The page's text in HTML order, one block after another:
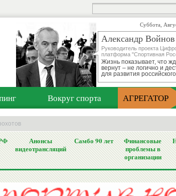
Суббота,
Александр Войнов
Руководитель проекта
платформа "Спортивная
Жизнь показывает, что
вернут – не логично и
для развития
Вокруг спорта АГРЕГАТОР
Анонсы
видеотрансляций
Самбо 90 лет
Финансовые
проблемы в
организации